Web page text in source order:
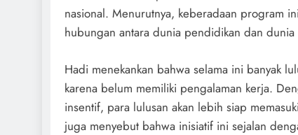
nasional. Menurutnya, keberadaan program
hubungan antara dunia pendidikan dan
Hadi menekankan bahwa selama ini banyak
karena belum memiliki pengalaman kerja.
insentif, para lulusan akan lebih siap
juga menyebut bahwa inisiatif ini sejalan